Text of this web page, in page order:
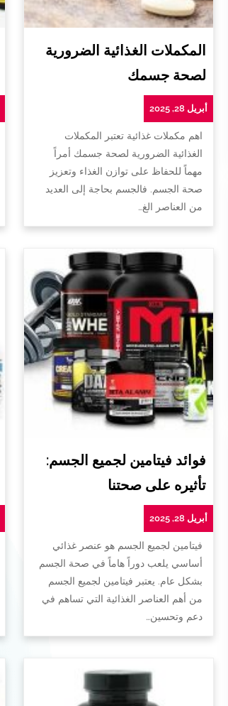
المكملات الغذائية الضرورية
لصحة جسمك
أبريل 28, 2025
اهم مكملات غذائية تعتبر المكملات
الغذائية الضرورية لصحة جسمك أمراً
مهماً للحفاظ على توازن الغذاء وتعزيز
صحة الجسم. فالجسم بحاجة إلى العديد
من العناصر الغ…
فوائد فيتامين لجميع الجسم:
تأثيره على صحتنا
أبريل 28, 2025
فيتامين لجميع الجسم هو عنصر غذائي
أساسي يلعب دوراً هاماً في صحة الجسم
بشكل عام. يعتبر فيتامين لجميع الجسم
من أهم العناصر الغذائية التي تساهم في
دعم وتحسين…